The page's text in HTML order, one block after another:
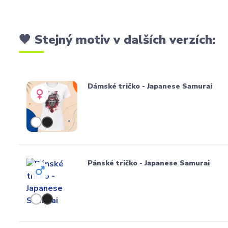
🖤 Stejný motiv v dalších verzích:
Dámské tričko - Japanese Samurai
Pánské tričko - Japanese Samurai